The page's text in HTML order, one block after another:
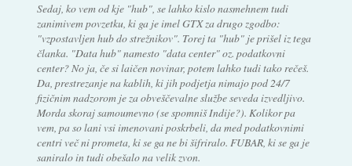
Sedaj, ko vem od kje "hub", se lahko kislo nasmehnem tudi
zanimivem povzetku, ki ga je imel GTX za drugo zgodbo:
"vzpostavljen hub do strežnikov". Torej ta "hub" je prišel iz tega
članka. "Data hub" namesto "data center" oz. podatkovni
center? No ja, če si laičen novinar, potem lahko tudi tako rečeš.
Da, prestrezanje na kablih, ki jih podjetja nimajo pod 24/7
fizičnim nadzorom je za obveščevalne službe seveda izvedljivo.
Morda skoraj samoumevno (se spomniš Indije?). Kolikor pa
vem, pa so lani vsi imenovani poskrbeli, da med podatkovnimi
centri več ni prometa, ki se ga ne bi šifriralo. FUBAR, ki se ga je
saniralo in tudi obešalo na velik zvon.